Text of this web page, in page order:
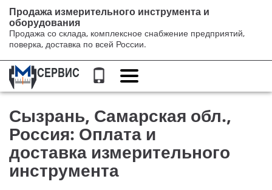
Продажа измерительного инструмента и
оборудования
Продажа со склада, комплексное снабжение предприятий,
поверка, доставка по всей России.
Переключение
навигации
Сызрань, Самарская обл.,
Россия: Оплата и
доставка измерительного
инструмента